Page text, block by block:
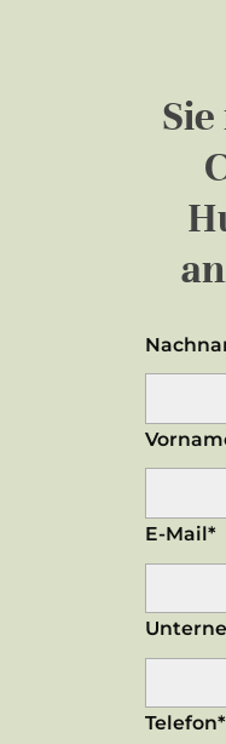
E-Mail*
Telefon*